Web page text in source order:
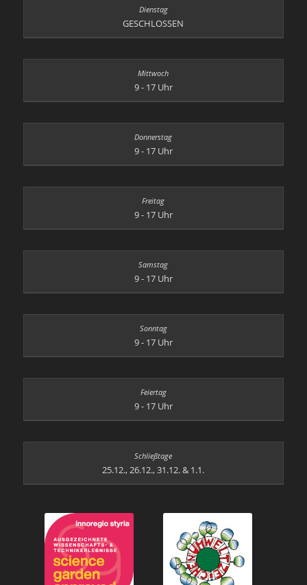
GESCHLOSSEN
9 - 17 Uhr
9 - 17 Uhr
9 - 17 Uhr
9 - 17 Uhr
9 - 17 Uhr
9 - 17 Uhr
25.12., 26.12., 31.12. & 1.1.